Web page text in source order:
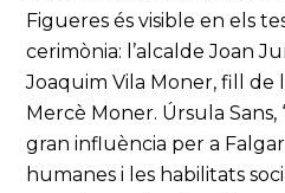
Figueres és visible en els
cerimònia: l’alcalde Joan
Joaquim Vila Moner, fill de
Mercè Moner. Úrsula Sans,
gran influència per a
humanes i les habilitats